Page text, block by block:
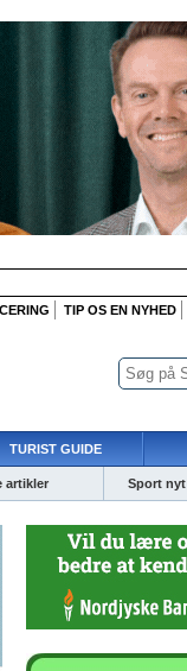
TIP OS EN NYHED
TURIST GUIDE
artikler Sport nyt